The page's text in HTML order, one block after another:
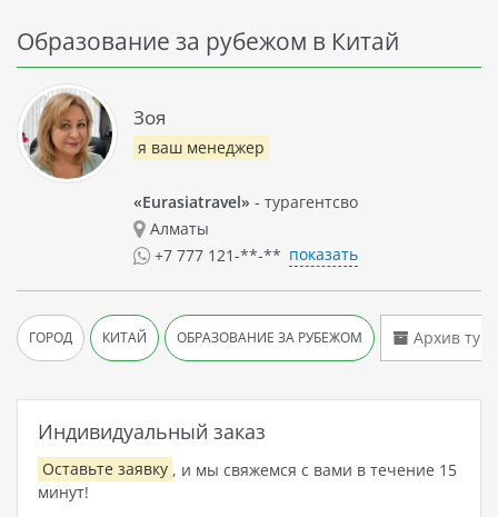
Образование за рубежом в Китай
Индивидуальный заказ
Оставьте заявку , и мы свяжемся с вами в течение 15
минут!
Зоя
я ваш менеджер
«Eurasiatravel» - турагентсво
Алматы
+7 777 121-**-** показать
ГОРОД КИТАЙ ОБРАЗОВАНИЕ ЗА РУБЕЖОМ Архив